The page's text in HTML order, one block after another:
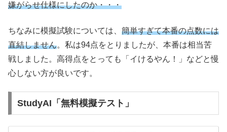
嫌がらせ仕様にしたのか・・・
ちなみに模擬試験については、 簡単すぎて本番の点数には
直結しません。私は94点をとりましたが、本番は相当苦
戦しました。高得点をとっても「イけるやん！」などと慢
心しない方が良いです。
StudyAI「無料模擬テスト」